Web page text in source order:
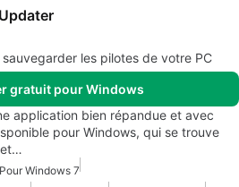
les pilotes de votre PC
gratuit pour Windows
application bien répandue et avec
pour Windows, qui se trouve
et…
Windows 7